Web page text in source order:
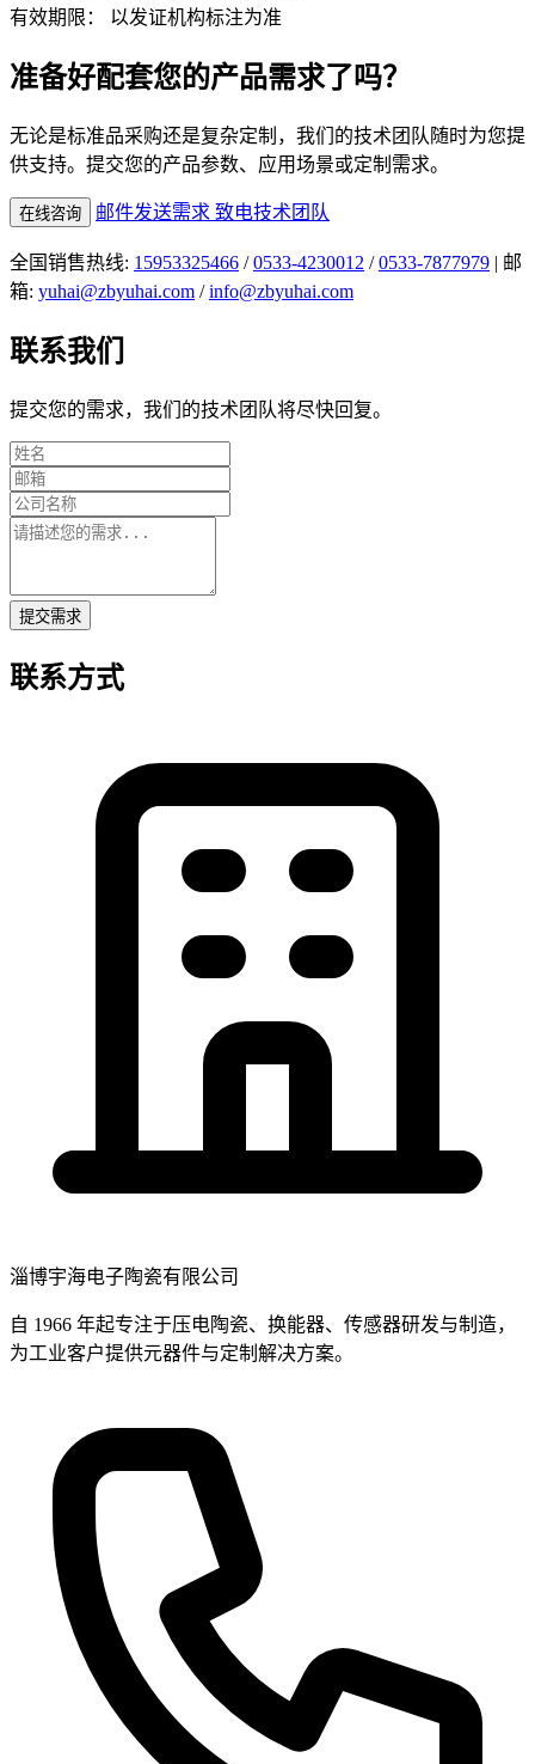
有效期限：
以发证机构标注为准
准备好配套您的产品需求了吗？
无论是标准品采购还是复杂定制，我们的技术团队随时为您提
供支持。提交您的产品参数、应用场景或定制需求。
在线咨询 邮件发送需求 致电技术团队
全国销售热线: 15953325466 /0533-4230012 /0533-7877979 | 邮
箱: yuhai@zbyuhai.com /info@zbyuhai.com
联系我们
提交您的需求，我们的技术团队将尽快回复。
提交需求
联系方式
淄博宇海电子陶瓷有限公司
自 1966 年起专注于压电陶瓷、换能器、传感器研发与制造，
为工业客户提供元器件与定制解决方案。